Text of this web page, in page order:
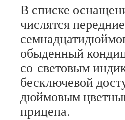
В списке
числятся
обыденный
со световым
бесключевой
дюймовым
прицепа.